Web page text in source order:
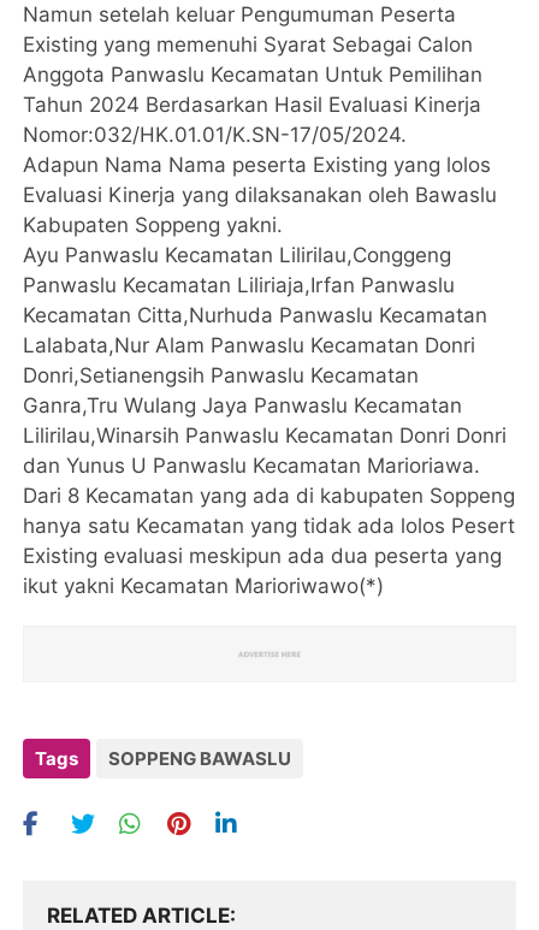
Namun setelah keluar Pengumuman Peserta
Existing yang memenuhi Syarat Sebagai Calon
Anggota Panwaslu Kecamatan Untuk Pemilihan
Tahun 2024 Berdasarkan Hasil Evaluasi Kinerja
Nomor:032/HK.01.01/K.SN-17/05/2024.
Adapun Nama Nama peserta Existing yang lolos
Evaluasi Kinerja yang dilaksanakan oleh Bawaslu
Kabupaten Soppeng yakni.
Ayu Panwaslu Kecamatan Lilirilau,Conggeng
Panwaslu Kecamatan Liliriaja,Irfan Panwaslu
Kecamatan Citta,Nurhuda Panwaslu Kecamatan
Lalabata,Nur Alam Panwaslu Kecamatan Donri
Donri,Setianengsih Panwaslu Kecamatan
Ganra,Tru Wulang Jaya Panwaslu Kecamatan
Lilirilau,Winarsih Panwaslu Kecamatan Donri Donri
dan Yunus U Panwaslu Kecamatan Marioriawa.
Dari 8 Kecamatan yang ada di kabupaten Soppeng
hanya satu Kecamatan yang tidak ada lolos Pesert
Existing evaluasi meskipun ada dua peserta yang
ikut yakni Kecamatan Marioriwawo(*)
Tags SOPPENG BAWASLU
RELATED ARTICLE